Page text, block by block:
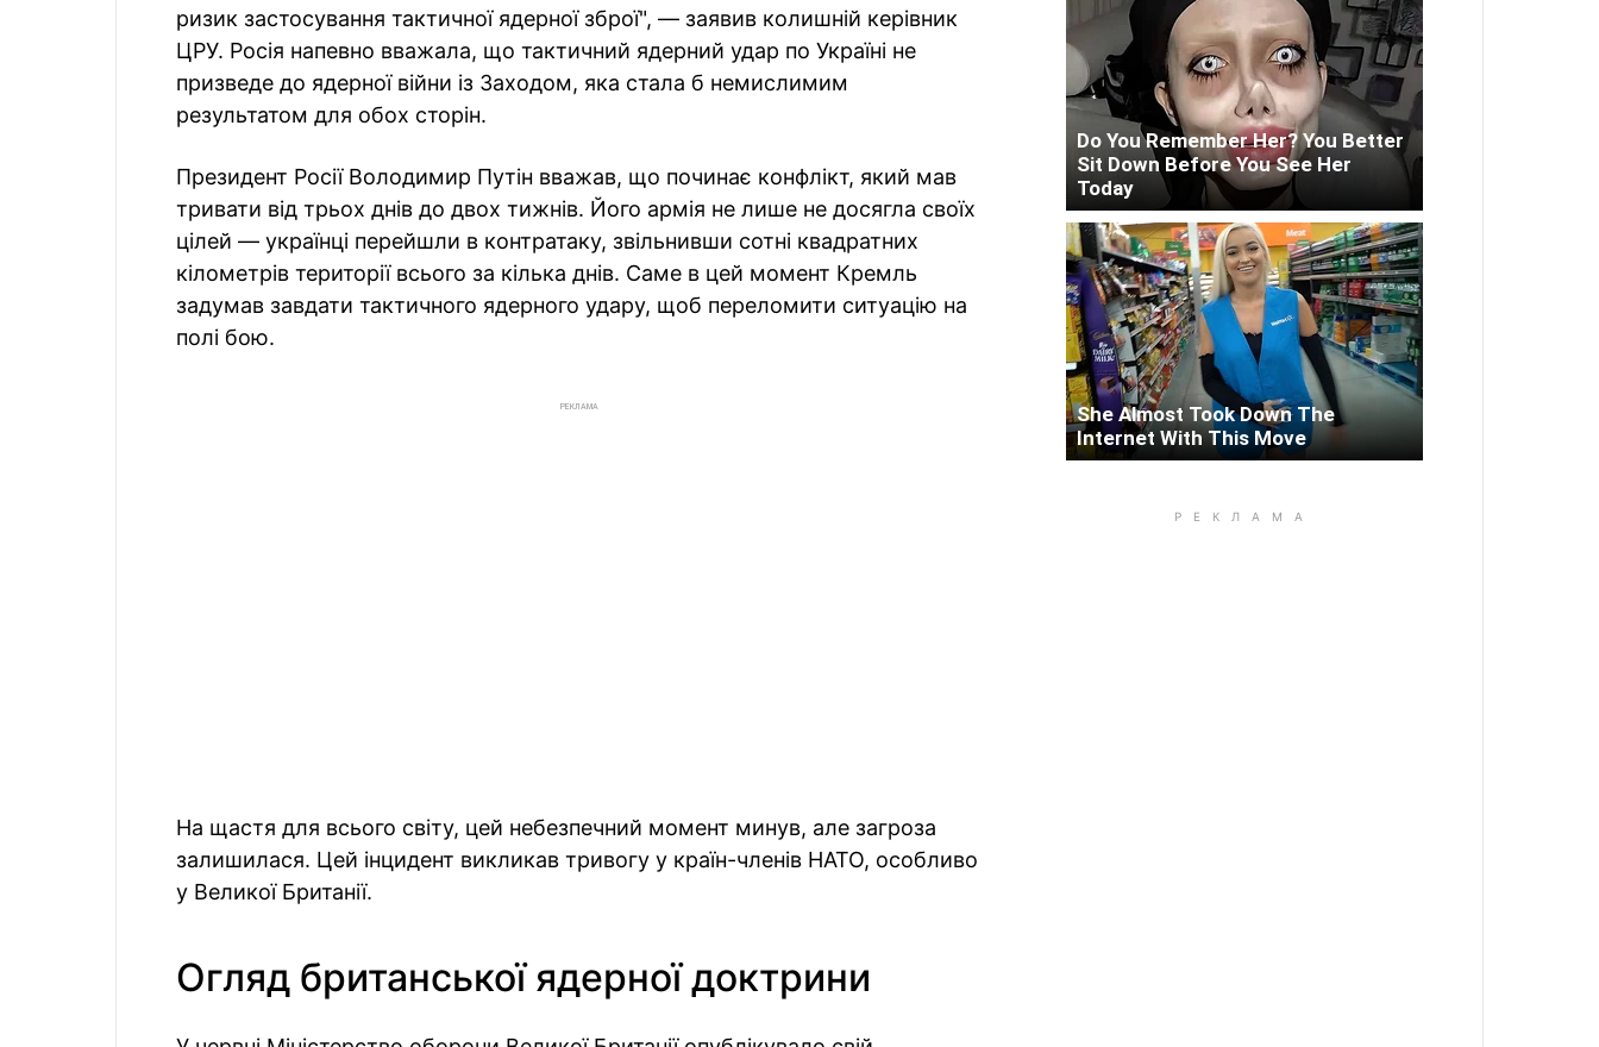
ризик застосування тактичної ядерної зброї", — заявив колишній керівник
ЦРУ. Росія напевно вважала, що тактичний ядерний удар по Україні не
призведе до ядерної війни із Заходом, яка стала б немислимим
результатом для обох сторін.
Президент Росії Володимир Путін вважав, що починає конфлікт, який мав
тривати від трьох днів до двох тижнів. Його армія не лише не досягла своїх
цілей — українці перейшли в контратаку, звільнивши сотні квадратних
кілометрів території всього за кілька днів. Саме в цей момент Кремль
задумав завдати тактичного ядерного удару, щоб переломити ситуацію на
полі бою.
РЕКЛАМА
На щастя для всього світу, цей небезпечний момент минув, але загроза
залишилася. Цей інцидент викликав тривогу у країн-членів НАТО, особливо
у Великої Британії.
Огляд британської ядерної доктрини
Do You Remember Her? You Better
Sit Down Before You See Her
Today
She Almost Took Down The
Internet With This Move